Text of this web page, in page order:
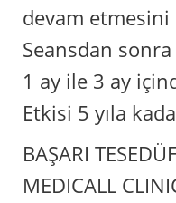
devam etmesini
Seansdan
1 ay ile 3 ay
Etkisi 5 yıla
BAŞARI
MEDICALL